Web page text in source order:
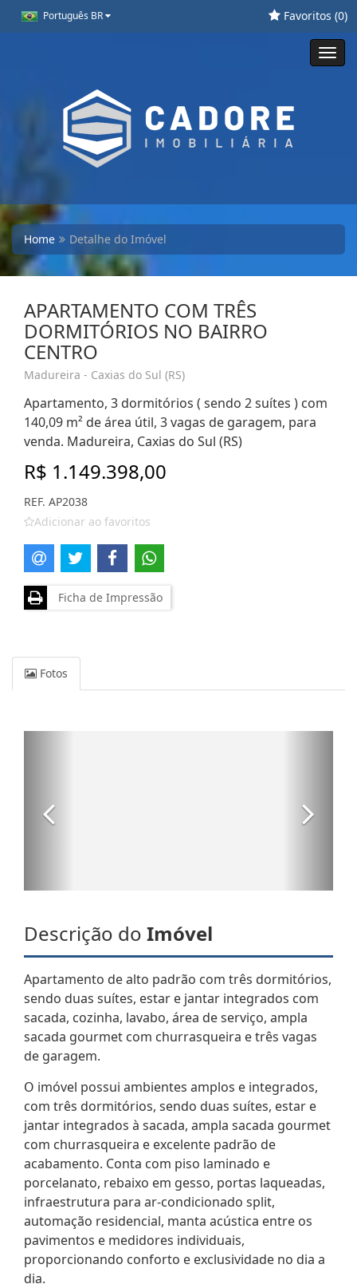
Português BR Favoritos (0)
Home Detalhe do Imóvel
APARTAMENTO COM TRÊS
DORMITÓRIOS NO BAIRRO
CENTRO
Madureira - Caxias do Sul (RS)
Apartamento, 3 dormitórios ( sendo 2 suítes ) com
140,09 m² de área útil, 3 vagas de garagem, para
venda. Madureira, Caxias do Sul (RS)
R$ 1.149.398,00
REF. AP2038
Adicionar ao favoritos
Ficha de Impressão
Fotos
Descrição do Imóvel
Apartamento de alto padrão com três dormitórios,
sendo duas suítes, estar e jantar integrados com
sacada, cozinha, lavabo, área de serviço, ampla
sacada gourmet com churrasqueira e três vagas
de garagem.
O imóvel possui ambientes amplos e integrados,
com três dormitórios, sendo duas suítes, estar e
jantar integrados à sacada, ampla sacada gourmet
com churrasqueira e excelente padrão de
acabamento. Conta com piso laminado e
porcelanato, rebaixo em gesso, portas laqueadas,
infraestrutura para ar-condicionado split,
automação residencial, manta acústica entre os
pavimentos e medidores individuais,
proporcionando conforto e exclusividade no dia a
dia.